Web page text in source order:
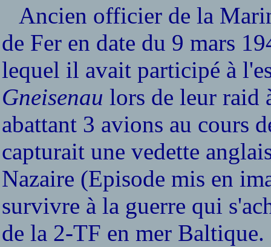
Ancien officier de la
de Fer en date du 9 mars
lequel il avait participé à
Gneisenau lors de leur raid
abattant 3 avions au cours
capturait une vedette
Nazaire (Episode mis en
survivre à la guerre qui
de la 2-TF en mer Baltique.